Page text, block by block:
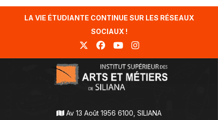
LA VIE ÉTUDIANTE CONTINUE SUR LES RÉSEAUX
SOCIAUX !
Av 13 Août 1956 6100, SILIANA